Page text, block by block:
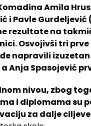
Amila
i Pavle
rezultate na
Osvojivši tri
napravili
Anja Spasojević
nivou, zbog
i diplomama su
za dalje